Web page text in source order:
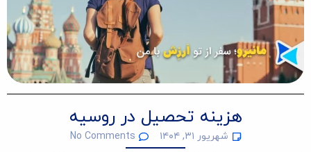
هزینه تحصیل در روسیه
شهریور ۳۱, ۱۴۰۴ No Comments